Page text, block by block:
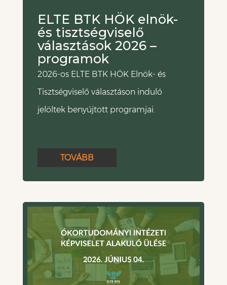
ELTE BTK HÖK elnök-
és tisztségviselő
választások 2026 –
programok
2026-os ELTE BTK HÖK Elnök- és
Tisztségviselő választáson induló
jelöltek benyújtott programjai.
TOVÁBB